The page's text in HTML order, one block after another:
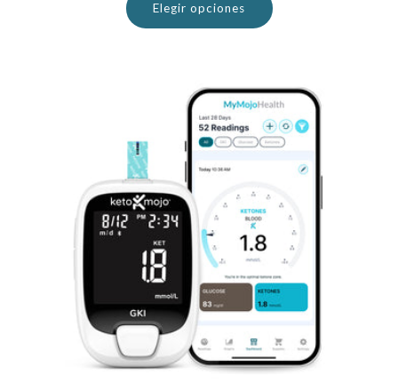
Elegir opciones